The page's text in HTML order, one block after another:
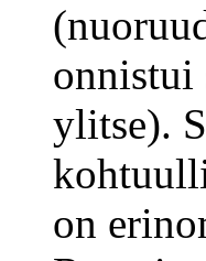
onnistui
ylitse).
on